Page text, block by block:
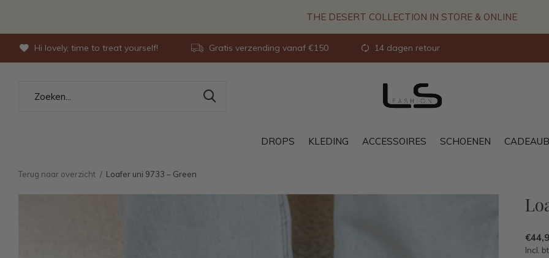
DROPS KLEDING ACCESSOIRES SCHOENEN
Hi lovely, time to treat yourself! Gratis verzending vanaf €150 14 dagen retour
THE DESERT COLLECTION IN STORE & ONLINE
Terug naar overzicht Loafer uni 9733 – Green
Incl.